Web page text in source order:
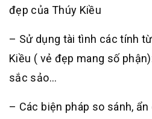
đẹp của Thúy Kiều
– Sử dụng tài tình các tính
Kiều ( vẻ đẹp mang số
sắc sảo…
– Các biện pháp so sánh, ẩn